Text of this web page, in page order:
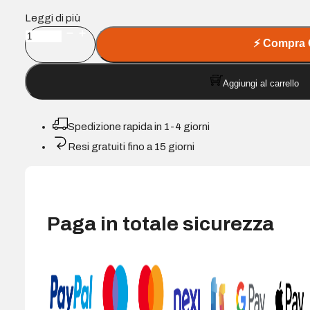
Leggi di più
Cartuccia
toner
Compatibile
OKI
C5100/C5200/C5400/C5450/C5250/C5450/C3100/C3200
Magenta
quantità
⚡Compra
Aggiungi al carrello
Spedizione rapida in 1-4 giorni
Resi gratuiti fino a 15 giorni
Paga in totale sicurezza